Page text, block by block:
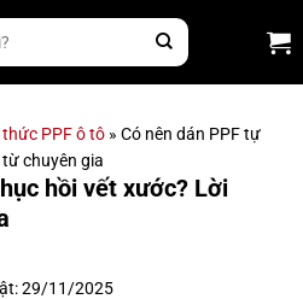
thức PPF ô tô » Có nên dán PPF tự
chuyên gia
hồi vết xước? Lời
29/11/2025